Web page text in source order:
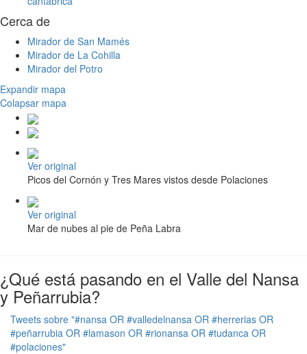
Cerca de
Mirador de San Mamés
Mirador de La Cohilla
Mirador del Potro
Expandir mapa
Colapsar mapa
Ver original
Picos del Cornón y Tres Mares vistos desde Polaciones
Ver original
Mar de nubes al pie de Peña Labra
¿Qué está pasando en el Valle del Nansa
y Peñarrubia?
Tweets sobre "#nansa OR #valledelnansa OR #herrerias OR
#peñarrubia OR #lamason OR #rionansa OR #tudanca OR
#polaciones"